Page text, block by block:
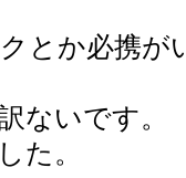
とか必携が
ないです。
た。